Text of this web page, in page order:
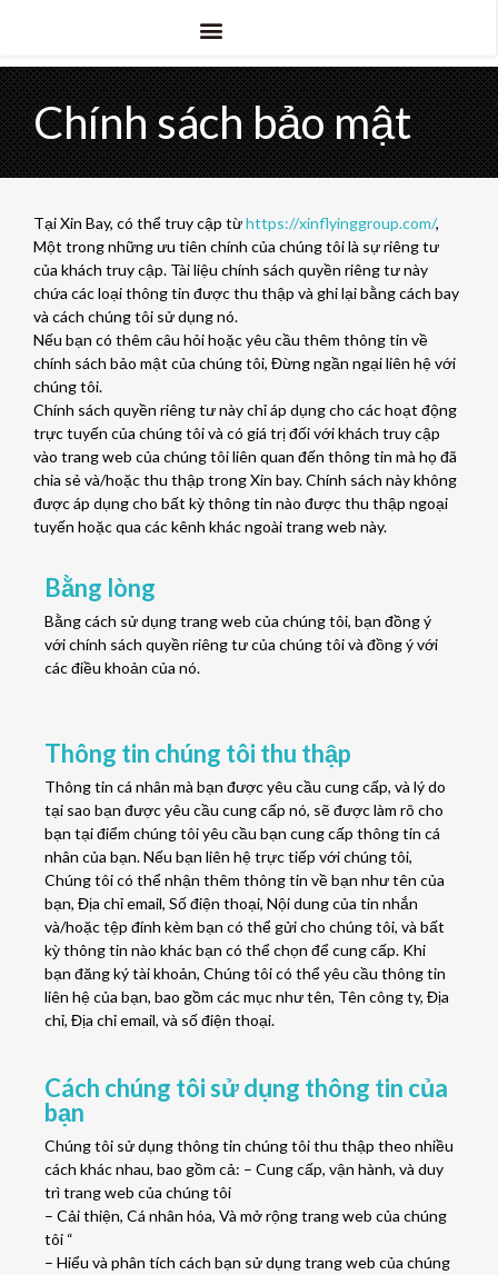
Chính sách bảo mật
Tại Xin Bay, có thể truy cập từhttps://xinflyinggroup.com/,
Một trong những ưu tiên chính của chúng tôi là sự riêng tư
của khách truy cập. Tài liệu chính sách quyền riêng tư này
chứa các loại thông tin được thu thập và ghi lại bằng cách bay
và cách chúng tôi sử dụng nó.
Nếu bạn có thêm câu hỏi hoặc yêu cầu thêm thông tin về
chính sách bảo mật của chúng tôi, Đừng ngần ngại liên hệ với
chúng tôi.
Chính sách quyền riêng tư này chỉ áp dụng cho các hoạt động
trực tuyến của chúng tôi và có giá trị đối với khách truy cập
vào trang web của chúng tôi liên quan đến thông tin mà họ đã
chia sẻ và/hoặc thu thập trong Xin bay. Chính sách này không
được áp dụng cho bất kỳ thông tin nào được thu thập ngoại
tuyến hoặc qua các kênh khác ngoài trang web này.
Bằng lòng
Bằng cách sử dụng trang web của chúng tôi, bạn đồng ý
với chính sách quyền riêng tư của chúng tôi và đồng ý với
các điều khoản của nó.
Thông tin chúng tôi thu thập
Thông tin cá nhân mà bạn được yêu cầu cung cấp, và lý do
tại sao bạn được yêu cầu cung cấp nó, sẽ được làm rõ cho
bạn tại điểm chúng tôi yêu cầu bạn cung cấp thông tin cá
nhân của bạn. Nếu bạn liên hệ trực tiếp với chúng tôi,
Chúng tôi có thể nhận thêm thông tin về bạn như tên của
bạn, Địa chỉ email, Số điện thoại, Nội dung của tin nhắn
và/hoặc tệp đính kèm bạn có thể gửi cho chúng tôi, và bất
kỳ thông tin nào khác bạn có thể chọn để cung cấp. Khi
bạn đăng ký tài khoản, Chúng tôi có thể yêu cầu thông tin
liên hệ của bạn, bao gồm các mục như tên, Tên công ty, Địa
chỉ, Địa chỉ email, và số điện thoại.
Cách chúng tôi sử dụng thông tin của
bạn
Chúng tôi sử dụng thông tin chúng tôi thu thập theo nhiều
cách khác nhau, bao gồm cả: – Cung cấp, vận hành, và duy
trì trang web của chúng tôi
– Cải thiện, Cá nhân hóa, Và mở rộng trang web của chúng
tôi “
– Hiểu và phân tích cách bạn sử dụng trang web của chúng